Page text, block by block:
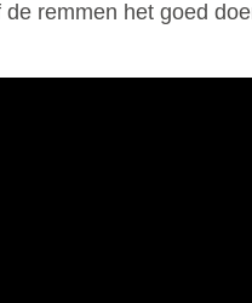
remmen het goed